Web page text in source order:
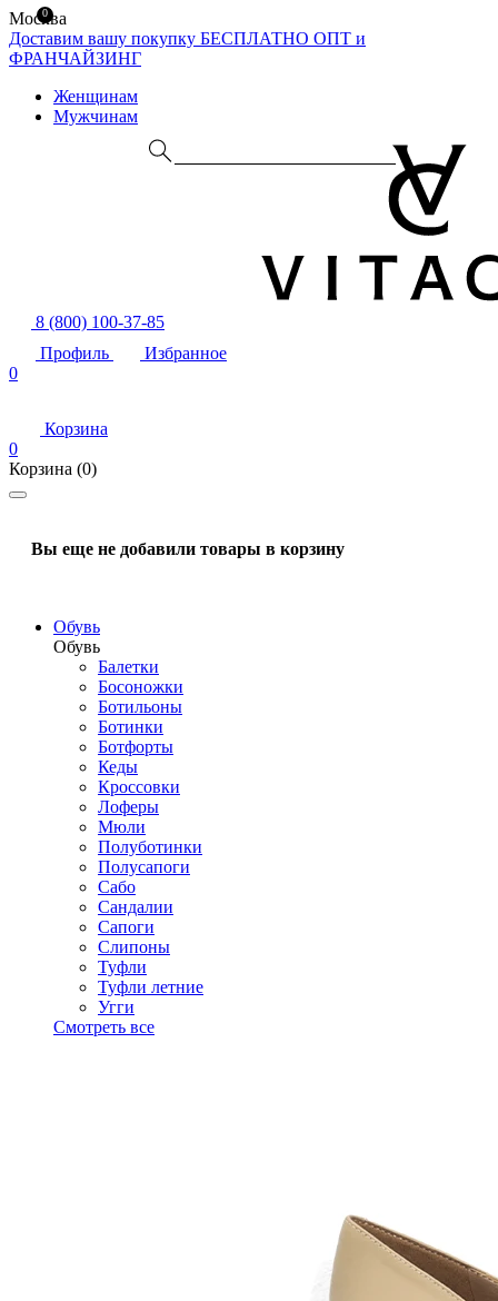
Москва
Доставим вашу покупку БЕСПЛАТНО ОПТ и
ФРАНЧАЙЗИНГ
Женщинам
Мужчинам
8 (800) 100-37-85
Профиль
Избранное
0
Корзина
0
Корзина (0)
Вы еще не добавили товары в корзину
Обувь
Обувь
Балетки
Босоножки
Ботильоны
Ботинки
Ботфорты
Кеды
Кроссовки
Лоферы
Мюли
Полуботинки
Полусапоги
Сабо
Сандалии
Сапоги
Слипоны
Туфли
Туфли летние
Угги
Смотреть все
0